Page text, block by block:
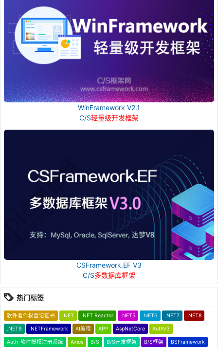
WinFramework V2.1
C/S轻量级开发框架
CSFramework.EF V3
C/S多数据库框架
热门标签
软件著作权登记证书 .NET .NET Reactor .NET5 .NET6 .NET7 .NET8
.NET9 .NETFramework AI编程 APP AspNetCore AuthV3
Auth-软件授权注册系统 Axios B/S B/S开发框架 B/S框架 BSFramework